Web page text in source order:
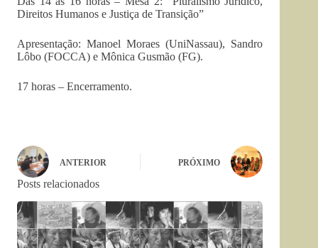
Direitos Humanos e Justiça de Transição”
Apresentação: Manoel Moraes (UniNassau), Sandro
Lôbo (FOCCA) e Mônica Gusmão (FG).
17 horas – Encerramento.
ANTERIOR PRÓXIMO
Posts relacionados